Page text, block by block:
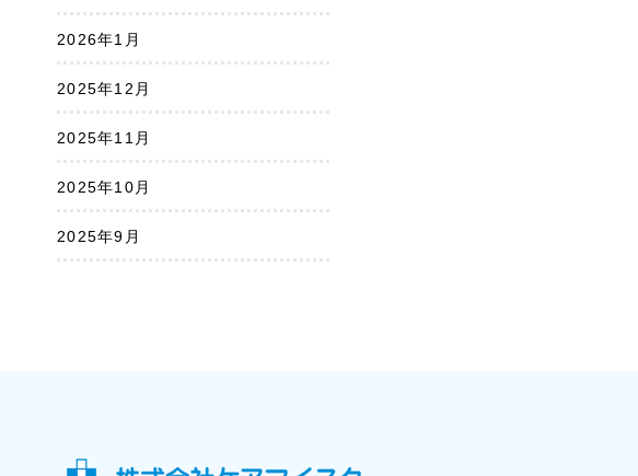
2026年1月
2025年12月
2025年11月
2025年10月
2025年9月